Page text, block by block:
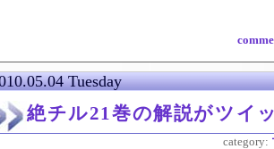
Tuesday
絶チル21巻の解説がツイ
category: